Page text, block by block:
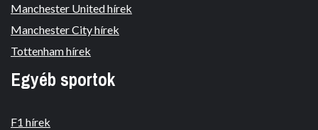
Manchester United hírek
Manchester City hírek
Tottenham hírek
Egyéb sportok
F1 hírek